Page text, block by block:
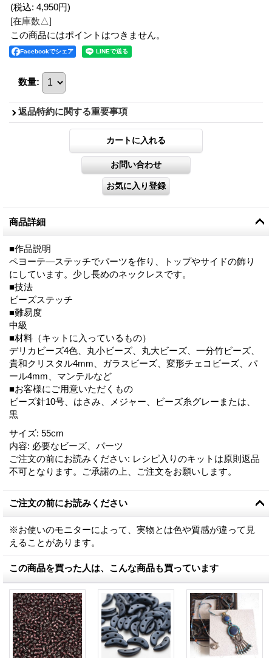
(税込: 4,950円)
[在庫数△]
この商品にはポイントはつきません。
Facebookでシェア
数量:
返品特約に関する重要事項
商品詳細
■作品説明
ペヨーテ―ステッチでパーツを作り、トップやサイドの飾り
にしています。少し長めのネックレスです。
■技法
ビーズステッチ
■難易度
中級
■材料（キットに入っているもの）
デリカビーズ4色、丸小ビーズ、丸大ビーズ、一分竹ビーズ、
貴和クリスタル4mm、ガラスビーズ、変形チェコビーズ、パ
ール4mm、マンテルなど
■お客様にご用意いただくもの
ビーズ針10号、はさみ、メジャー、ビーズ糸グレーまたは、
黒
サイズ: 55cm
内容: 必要なビーズ、パーツ
ご注文の前にお読みください: レシピ入りのキットは原則返品
不可となります。ご承諾の上、ご注文をお願いします。
ご注文の前にお読みください
※お使いのモニターによって、実物とは色や質感が違って見
えることがあります。
この商品を買った人は、こんな商品も買っています